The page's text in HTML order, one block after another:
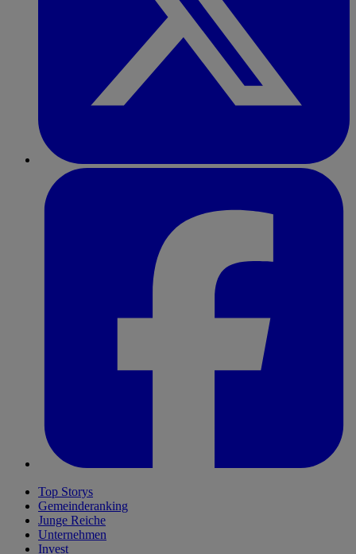
Top Storys
Gemeinderanking
Junge Reiche
Unternehmen
Invest